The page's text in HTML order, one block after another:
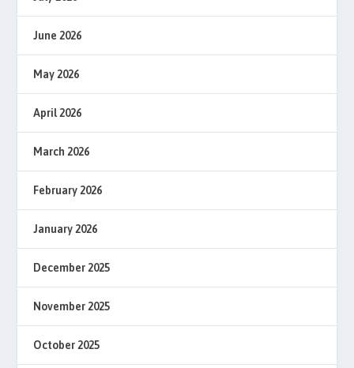
June 2026
May 2026
April 2026
March 2026
February 2026
January 2026
December 2025
November 2025
October 2025